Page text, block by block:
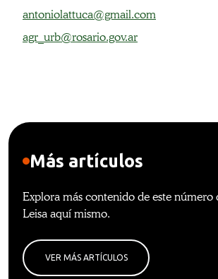
antoniolattuca@gmail.com
agr_urb@rosario.gov.ar
Más artículos
Explora más contenido de este número
Leisa aquí mismo.
VER MÁS ARTÍCULOS